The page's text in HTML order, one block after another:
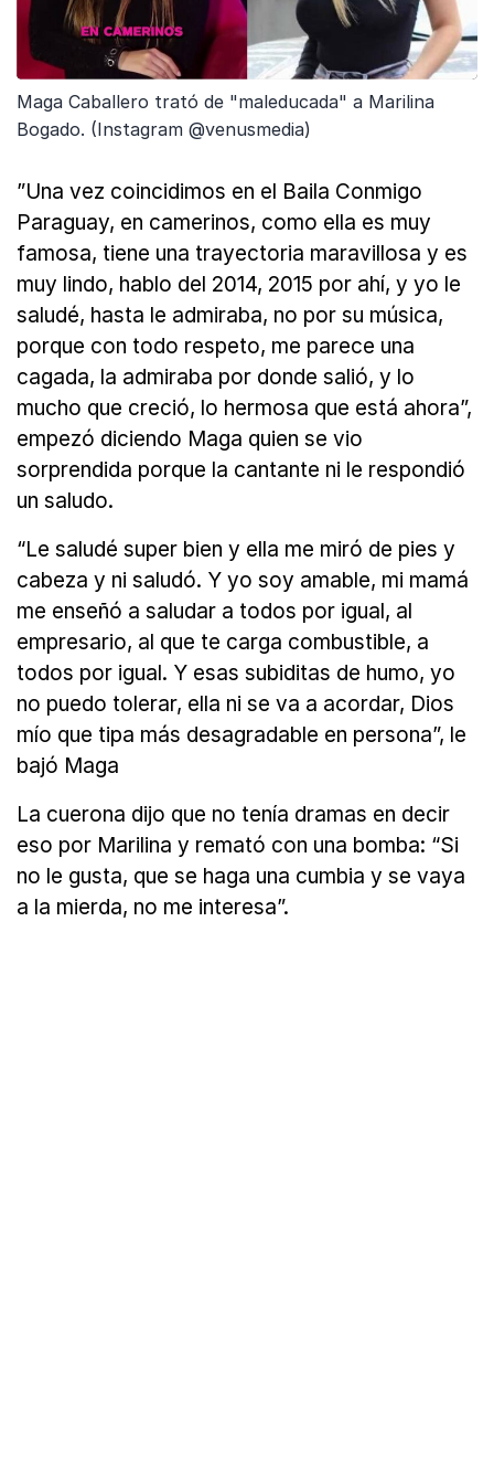
Maga Caballero trató de "maleducada" a Marilina
Bogado. (Instagram @venusmedia)
”Una vez coincidimos en el Baila Conmigo
Paraguay, en camerinos, como ella es muy
famosa, tiene una trayectoria maravillosa y es
muy lindo, hablo del 2014, 2015 por ahí, y yo le
saludé, hasta le admiraba, no por su música,
porque con todo respeto, me parece una
cagada, la admiraba por donde salió, y lo
mucho que creció, lo hermosa que está ahora”,
empezó diciendo Maga quien se vio
sorprendida porque la cantante ni le respondió
un saludo.
“Le saludé super bien y ella me miró de pies y
cabeza y ni saludó. Y yo soy amable, mi mamá
me enseñó a saludar a todos por igual, al
empresario, al que te carga combustible, a
todos por igual. Y esas subiditas de humo, yo
no puedo tolerar, ella ni se va a acordar, Dios
mío que tipa más desagradable en persona”, le
bajó Maga
La cuerona dijo que no tenía dramas en decir
eso por Marilina y remató con una bomba: “Si
no le gusta, que se haga una cumbia y se vaya
a la mierda, no me interesa”.